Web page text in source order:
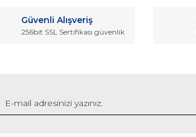
Güvenli Alışveriş
256bit SSL Sertifikası güvenlik